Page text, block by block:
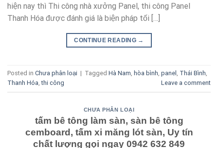
hiện nay thì Thi công nhà xưởng Panel, thi công Panel
Thanh Hóa được đánh giá là biện pháp tối […]
CONTINUE READING →
Posted in Chưa phân loại | Tagged Hà Nam hòa bình panel Thái Bình
Thanh Hóa ,thi công Leave a comment
CHƯA PHÂN LOẠI
tấm bê tông làm sàn, sàn bê tông
cemboard, tấm xi măng lót sàn, Uy tín
chất lượng gọi ngay 0942 632 849